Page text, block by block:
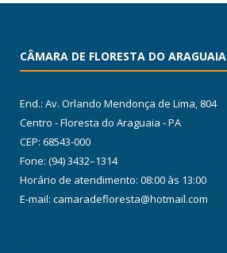
CÂMARA DE FLORESTA DO ARAGUAIA
End.: Av. Orlando Mendonça de Lima, 804
Centro - Floresta do Araguaia - PA
CEP: 68543-000
Fone: (94) 3432–1314
Horário de atendimento: 08:00 às 13:00
E-mail: camaradefloresta@hotmail.com